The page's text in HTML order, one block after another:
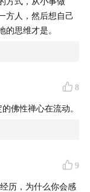
方人，然后想自己
思维才是。
8
佛性禅心在流动。
9
历，为什么你会感